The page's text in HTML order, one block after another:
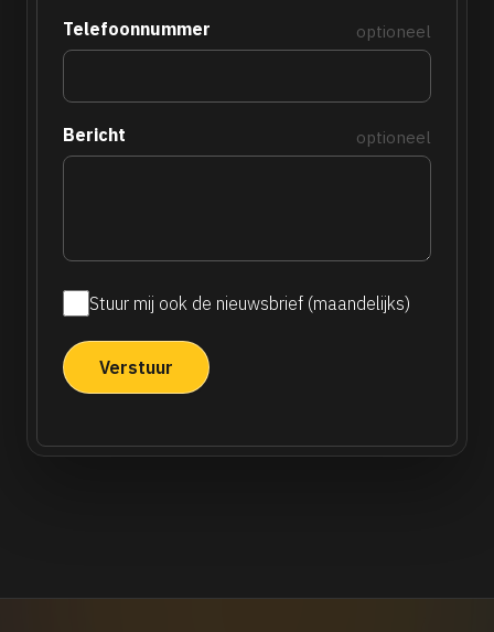
Telefoonnummer optioneel
Bericht optioneel
Maandelijkse
nieuwsbrief
Stuur mij ook de nieuwsbrief (maandelijks)